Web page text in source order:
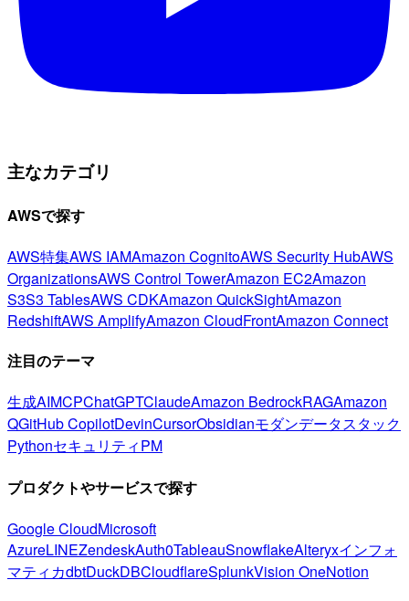
主なカテゴリ
AWSで探す
AWS特集AWS IAMAmazon CognitoAWS Security HubAWS
OrganizationsAWS Control TowerAmazon EC2Amazon
S3S3 TablesAWS CDKAmazon QuickSightAmazon
RedshiftAWS AmplifyAmazon CloudFrontAmazon Connect
注目のテーマ
生成AIMCPChatGPTClaudeAmazon BedrockRAGAmazon
QGitHub CopilotDevinCursorObsidianモダンデータスタック
PythonセキュリティPM
プロダクトやサービスで探す
Google CloudMicrosoft
AzureLINEZendeskAuth0TableauSnowflakeAlteryxインフォ
マティカdbtDuckDBCloudflareSplunkVision OneNotion